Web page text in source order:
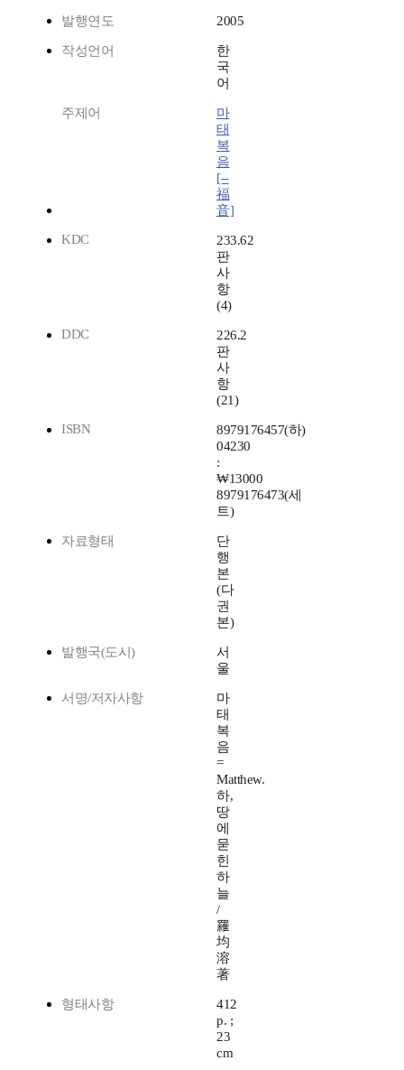
발행연도 2005
작성언어
한
국
어
주제어
마
태
복
음
[--
福
音]
KDC
233.62
판
사
항
(4)
DDC
226.2
판
사
항
(21)
ISBN
8979176457(하)
04230
:
₩13000
8979176473(세
트)
자료형태
단
행
본
(다
권
본)
발행국(도시)
서
울
서명/저자사항
마
태
복
음
=
Matthew.
하,
땅
에
묻
힌
하
늘
/
羅
均
溶
著
형태사항
412
p. ;
23
cm